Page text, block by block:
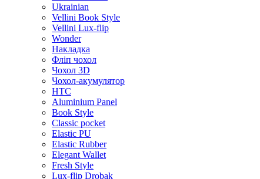
Ukrainian
Vellini Book Style
Vellini Lux-flip
Wonder
Накладка
Фліп чохол
Чохол 3D
Чохол-акумулятор
HTC
Aluminium Panel
Book Style
Classic pocket
Elastic PU
Elastic Rubber
Elegant Wallet
Fresh Style
Lux-flip Drobak